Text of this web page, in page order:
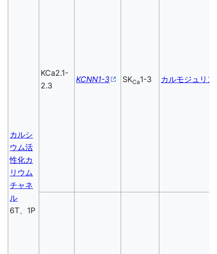
カルシ
ウム活
性化カ
リウム
チャネ
ル
6T、1P
KCa2.1-
2.3
KCNN1-3 SKCa1-3 カルモジュリン